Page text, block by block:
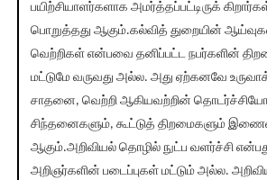
பயிற்சியாளர்களாக அமர்த்தப்பட்டிருக்
பொறுத்தது ஆகும்.கல்வித் துறையின்
வெற்றிகள் என்பவை தனிப்பட்ட நபர்களின்
மட்டுமே வருவது அல்ல. அது ஏற்கனவே
சாதனை, வெற்றி ஆகியவற்றின்
சிந்தனைகளும், கூட்டுத் திறமைகளும்
ஆகும்.அறிவியல் தொழில் நுட்ப வளர்ச்சி
அறிஞர்களின் படைப்புகள் மட்டும் அல்ல.